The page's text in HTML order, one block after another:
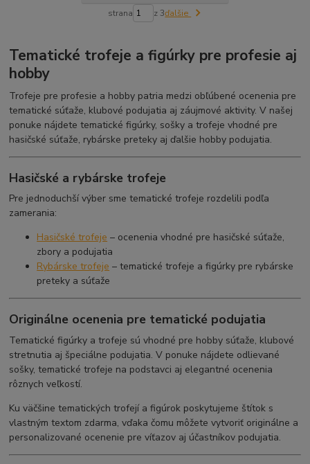
strana z 3ďalšie
Tematické trofeje a figúrky pre profesie aj
hobby
Trofeje pre profesie a hobby patria medzi obľúbené ocenenia pre
tematické súťaže, klubové podujatia aj záujmové aktivity. V našej
ponuke nájdete tematické figúrky, sošky a trofeje vhodné pre
hasičské súťaže, rybárske preteky aj ďalšie hobby podujatia.
Hasičské a rybárske trofeje
Pre jednoduchší výber sme tematické trofeje rozdelili podľa
zamerania:
Hasičské trofeje – ocenenia vhodné pre hasičské súťaže,
zbory a podujatia
Rybárske trofeje – tematické trofeje a figúrky pre rybárske
preteky a súťaže
Originálne ocenenia pre tematické podujatia
Tematické figúrky a trofeje sú vhodné pre hobby súťaže, klubové
stretnutia aj špeciálne podujatia. V ponuke nájdete odlievané
sošky, tematické trofeje na podstavci aj elegantné ocenenia
rôznych veľkostí.
Ku väčšine tematických trofejí a figúrok poskytujeme štítok s
vlastným textom zdarma, vďaka čomu môžete vytvoriť originálne a
personalizované ocenenie pre víťazov aj účastníkov podujatia.